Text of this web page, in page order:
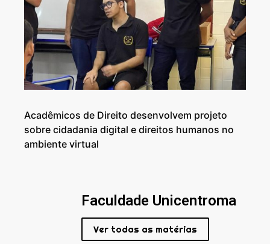
Acadêmicos de Direito desenvolvem projeto
sobre cidadania digital e direitos humanos no
ambiente virtual
Faculdade Unicentroma
Ver todas as matérias